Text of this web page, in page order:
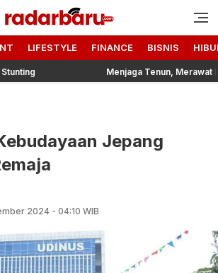
radarbaru.com
Berita Terbaru dan
Hari Ini
LIFESTYLE FINANCE BISNIS
Menjaga Tenun, Merawat
Jepang
2024 - 04:10 WIB